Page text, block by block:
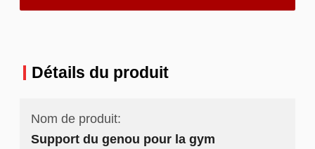
Détails du produit
Nom de produit:
Support du genou pour la gym